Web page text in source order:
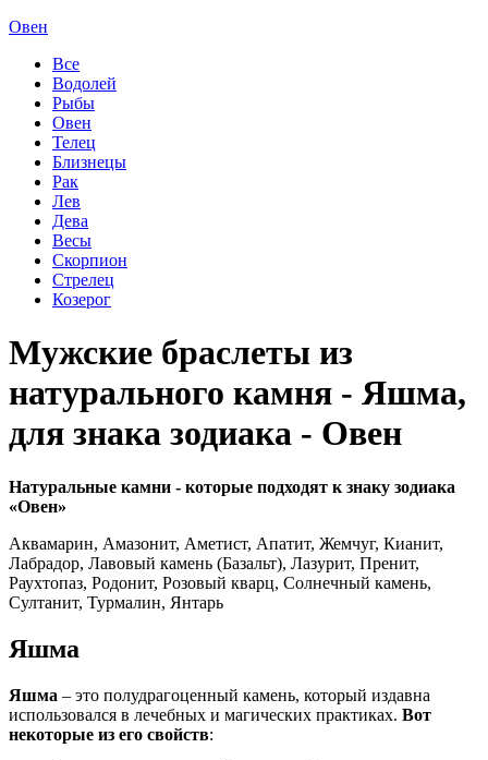
Овен
Все
Водолей
Рыбы
Овен
Телец
Близнецы
Рак
Лев
Дева
Весы
Скорпион
Стрелец
Козерог
Мужские браслеты из
натурального камня - Яшма,
для знака зодиака - Овен
Натуральные камни - которые подходят к знаку зодиака
«Овен»
Аквамарин, Амазонит, Аметист, Апатит, Жемчуг, Кианит,
Лабрадор, Лавовый камень (Базальт), Лазурит, Пренит,
Раухтопаз, Родонит, Розовый кварц, Солнечный камень,
Султанит, Турмалин, Янтарь
Яшма
Яшма – это полудрагоценный камень, который издавна
использовался в лечебных и магических практиках. Вот
некоторые из его свойств: